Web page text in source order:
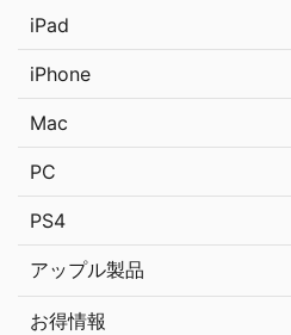
iPad
iPhone
Mac
PC
PS4
アップル製品
お得情報